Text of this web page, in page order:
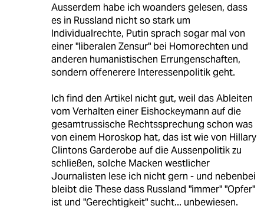
Ausserdem habe ich woanders gelesen, dass
es in Russland nicht so stark um
Individualrechte, Putin sprach sogar mal von
einer "liberalen Zensur" bei Homorechten und
anderen humanistischen Errungenschaften,
sondern offenerere Interessenpolitik geht.
Ich find den Artikel nicht gut, weil das Ableiten
vom Verhalten einer Eishockeymann auf die
gesamtrussische Rechtssprechung schon was
von einem Horoskop hat, das ist wie von Hillary
Clintons Garderobe auf die Aussenpolitik zu
schließen, solche Macken westlicher
Journalisten lese ich nicht gern - und nebenbei
bleibt die These dass Russland "immer" "Opfer"
ist und "Gerechtigkeit" sucht... unbewiesen.